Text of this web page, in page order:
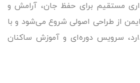
مستقیم برای حفظ جان، آرامش و
از طراحی اصولی شروع می‌شود و با
سرویس دوره‌ای و آموزش ساکنان